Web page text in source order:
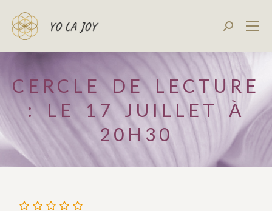
CERCLE DE LECTURE
: LE 17 JUILLET À
20H30